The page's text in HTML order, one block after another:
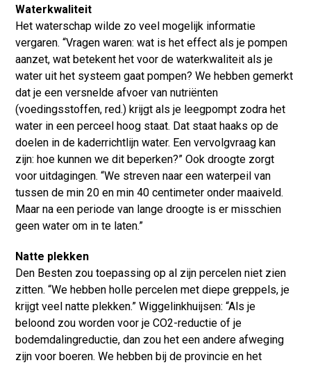
Waterkwaliteit
Het waterschap wilde zo veel mogelijk informatie
vergaren. “Vragen waren: wat is het effect als je pompen
aanzet, wat betekent het voor de waterkwaliteit als je
water uit het systeem gaat pompen? We hebben gemerkt
dat je een versnelde afvoer van nutriënten
(voedingsstoffen, red.) krijgt als je leegpompt zodra het
water in een perceel hoog staat. Dat staat haaks op de
doelen in de kaderrichtlijn water. Een vervolgvraag kan
zijn: hoe kunnen we dit beperken?” Ook droogte zorgt
voor uitdagingen. “We streven naar een waterpeil van
tussen de min 20 en min 40 centimeter onder maaiveld.
Maar na een periode van lange droogte is er misschien
geen water om in te laten.”
Natte plekken
Den Besten zou toepassing op al zijn percelen niet zien
zitten. “We hebben holle percelen met diepe greppels, je
krijgt veel natte plekken.” Wiggelinkhuijsen: “Als je
beloond zou worden voor je CO2-reductie of je
bodemdalingreductie, dan zou het een andere afweging
zijn voor boeren. We hebben bij de provincie en het